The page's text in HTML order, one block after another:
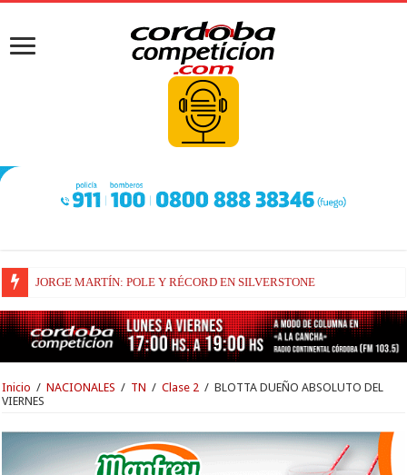
LA PREOCUPACIÓN DE BEZZECCHI
Inicio / NACIONALES / TN / Clase 2 / BLOTTA DUEÑO ABSOLUTO DEL
VIERNES